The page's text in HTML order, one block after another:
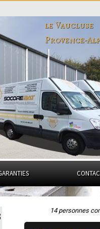
le Vaucluse
Provence-
14 personnes